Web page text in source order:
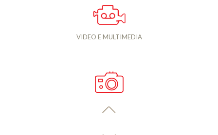
VIDEO E MULTIMEDIA